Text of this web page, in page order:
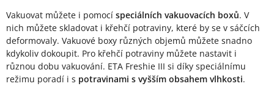
Vakuovat můžete i pomocí speciálních vakuovacích boxů. V
nich můžete skladovat i křehčí potraviny, které by se v sáčcích
deformovaly. Vakuové boxy různých objemů můžete snadno
kdykoliv dokoupit. Pro křehčí potraviny můžete nastavit i
různou dobu vakuování. ETA Freshie III si díky speciálnímu
režimu poradí i s potravinami s vyšším obsahem vlhkosti.